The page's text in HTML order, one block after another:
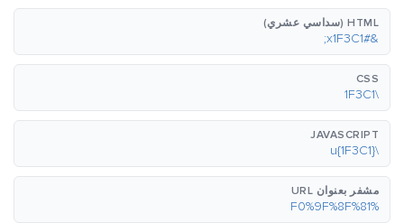
HTML (سداسي عشري)
&#x1F3C1;
CSS
\1F3C1
JAVASCRIPT
\u{1F3C1}
مشفر بعنوان URL
%F0%9F%8F%81